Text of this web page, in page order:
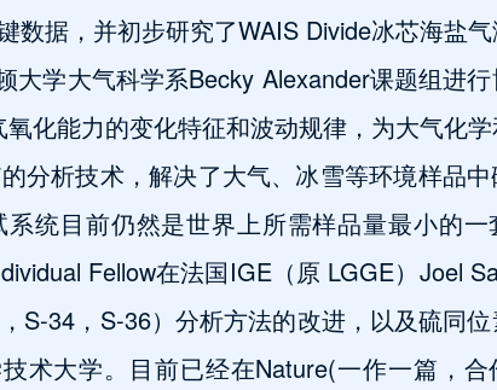
数据，并初步研究了WAIS Divide冰芯海盐
学大气科学系Becky Alexander课题组进
化能力的变化特征和波动规律，为大气化
分析技术，解决了大气、冰雪等环境样品
统目前仍然是世界上所需样品量最小的一
Fellow在法国IGE（原 LGGE）Joel
S-34，S-36）分析方法的改进，以及硫同
术大学。目前已经在Nature(一作一篇，合